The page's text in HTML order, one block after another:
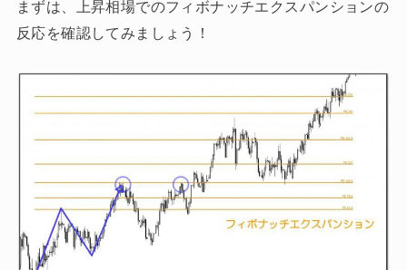
まずは、上昇相場でのフィボナッチエクスパンションの
反応を確認してみましょう！